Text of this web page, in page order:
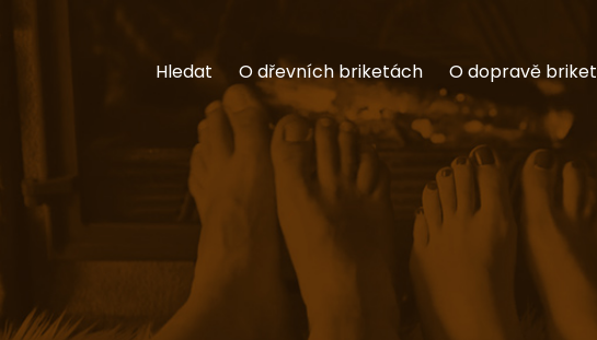
Hledat O dřevních briketách O dopravě briket